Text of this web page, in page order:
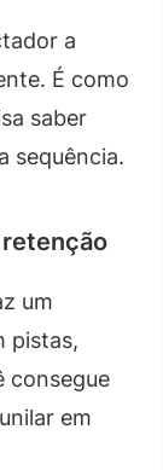
a
É como
saber
sequência.
um
pistas,
consegue
em